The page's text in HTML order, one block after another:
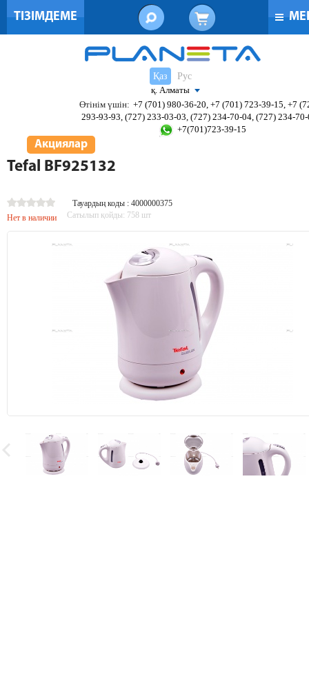
ТІЗІМДЕМЕ
Қаз
Рус
қ. Алматы
Өтінім үшін: +7 (701) 980-36-20, +7 (701) 723-39-15, +7
293-93-93, (727) 233-03-03, (727) 234-70-04, (727) 234-
+7(701)723-39-15
Акциялар
Tefal BF925132
Тауардың коды : 4000000375
Нет в наличии
Сатылып қойды: 758 шт